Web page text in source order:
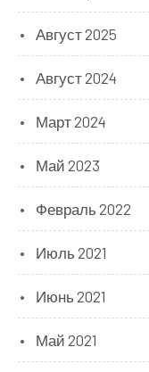
Август 2025
Август 2024
Март 2024
Май 2023
Февраль 2022
Июль 2021
Июнь 2021
Май 2021